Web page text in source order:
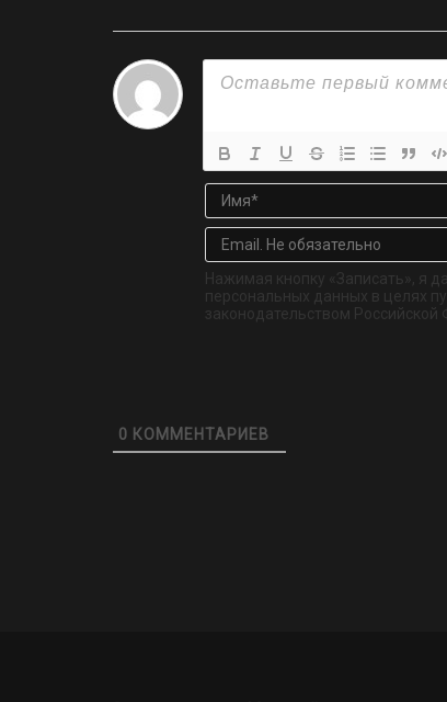
Нажимая кнопку «Записать», я
персональных данных в целях
законодательством Российской
0 КОММЕНТАРИЕВ